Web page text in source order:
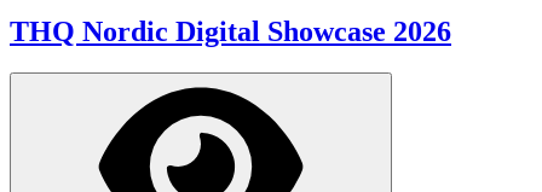
THQ Nordic Digital Showcase 2026